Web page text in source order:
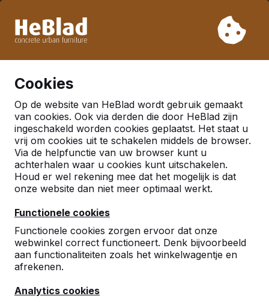
week 33. Houdt u daarom rekening met langere levertijden.
Cookies
Op de website van HeBlad wordt gebruik gemaakt
van cookies. Ook via derden die door HeBlad zijn
ingeschakeld worden cookies geplaatst. Het staat u
vrij om cookies uit te schakelen middels de browser.
Via de helpfunctie van uw browser kunt u
achterhalen waar u cookies kunt uitschakelen.
Houd er wel rekening mee dat het mogelijk is dat
onze website dan niet meer optimaal werkt.
Functionele cookies
Functionele cookies zorgen ervoor dat onze
webwinkel correct functioneert. Denk bijvoorbeeld
aan functionaliteiten zoals het winkelwagentje en
afrekenen.
Analytics cookies
Al meer dan 30.000 producten verkocht